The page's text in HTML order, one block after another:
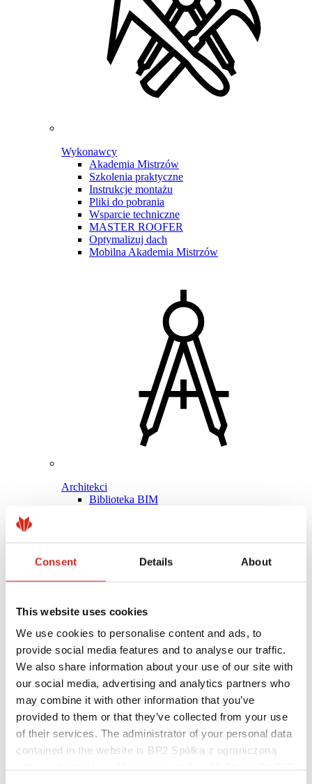
Consent Details About
This website uses cookies
We use cookies to personalise content and ads, to
provide social media features and to analyse our traffic.
We also share information about your use of our site with
our social media, advertising and analytics partners who
may combine it with other information that you’ve
provided to them or that they’ve collected from your use
of their services. The administrator of your personal data
contained in the website is BP2 Spółka z ograniczoną
Wykonawcy
Akademia Mistrzów
Szkolenia praktyczne
Instrukcje montażu
Pliki do pobrania
Wsparcie techniczne
MASTER ROOFER
Optymalizuj dach
Mobilna Akademia Mistrzów
Architekci
Biblioteka BIM
Pomocne linki